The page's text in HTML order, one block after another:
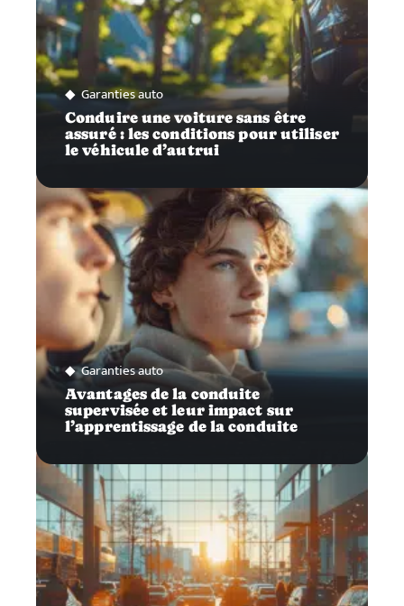
Garanties auto
Conduire une voiture sans être
assuré : les conditions pour utiliser
le véhicule d’autrui
Garanties auto
Avantages de la conduite
supervisée et leur impact sur
l’apprentissage de la conduite